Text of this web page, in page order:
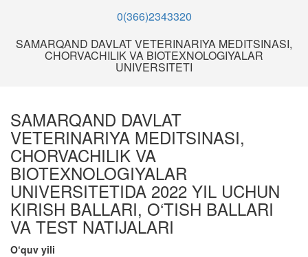
0(366)2343320
SAMARQAND DAVLAT VETERINARIYA MEDITSINASI,
CHORVACHILIK VA BIOTEXNOLOGIYALAR
UNIVERSITETI
SAMARQAND DAVLAT
VETERINARIYA MEDITSINASI,
CHORVACHILIK VA
BIOTEXNOLOGIYALAR
UNIVERSITETIDA 2022 YIL UCHUN
KIRISH BALLARI, O‘TISH BALLARI
VA TEST NATIJALARI
O‘quv yili